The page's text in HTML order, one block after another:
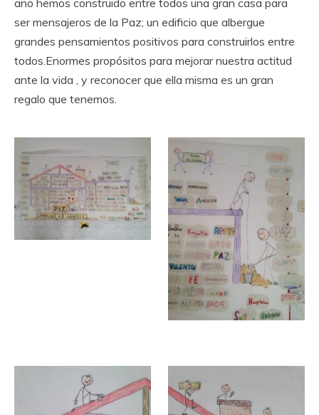
año hemos construido entre todos una gran casa para
ser mensajeros de la Paz; un edificio que albergue
grandes pensamientos positivos para construirlos entre
todos.Enormes propósitos para mejorar nuestra actitud
ante la vida , y reconocer que ella misma es un gran
regalo que tenemos.